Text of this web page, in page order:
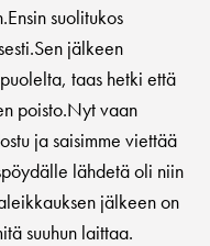
suolitukos
jälkeen
taas hetki että
poisto.Nyt vaan
ja saisimme viettää
lähdetä oli niin
jälkeen on
suuhun laittaa.